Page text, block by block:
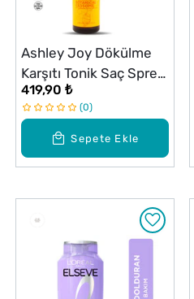
Sepete Ekle
Ashley Joy Dökülme
Karşıtı Tonik Saç Spreyi
150 ml
419,90 ₺
0